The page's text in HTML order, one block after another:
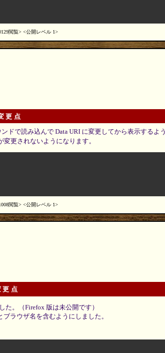
閲覧 公開レベル 1
更点
ドで読み込んで Data URI に変更してから表示するよ
更されないようになります。
閲覧 公開レベル 1
点
た。（Firefox 版は未公開です）
ラウザ名を含むようにしました。